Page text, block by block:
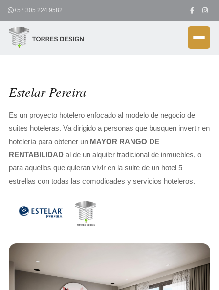
contenido
+57 305 224 9582
Estelar Pereira
Es un proyecto hotelero enfocado al modelo de negocio de
suites hoteleras. Va dirigido a personas que busquen invertir en
hotelería para obtener un MAYOR RANGO DE
RENTABILIDAD al de un alquiler tradicional de inmuebles, o
para aquellos que quieran vivir en la suite de un hotel 5
estrellas con todas las comodidades y servicios hoteleros.